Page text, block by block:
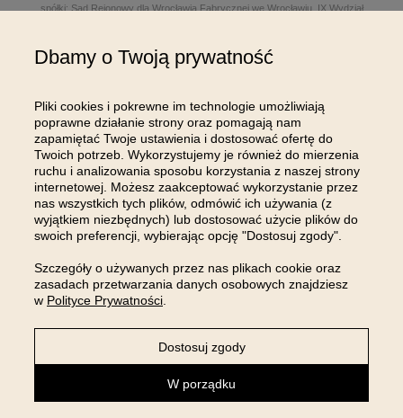
spółki: Sąd Rejonowy dla Wrocławia Fabrycznej we Wrocławiu, IX Wydział
poczty elektronicznej: sklep@room99.pl. Zapoznaj się z naszym
OBSŁUGA KLIENTA
INFORMACJE
MOJE KONTO
Sklep internetowy Shoper Premium
powered by:
Dbamy o Twoją prywatność
Pliki cookies i pokrewne im technologie umożliwiają
poprawne działanie strony oraz pomagają nam
zapamiętać Twoje ustawienia i dostosować ofertę do
Twoich potrzeb. Wykorzystujemy je również do mierzenia
ruchu i analizowania sposobu korzystania z naszej strony
internetowej. Możesz zaakceptować wykorzystanie przez
nas wszystkich tych plików, odmówić ich używania (z
wyjątkiem niezbędnych) lub dostosować użycie plików do
swoich preferencji, wybierając opcję "Dostosuj zgody".
Szczegóły o używanych przez nas plikach cookie oraz
zasadach przetwarzania danych osobowych znajdziesz
w Polityce Prywatności
W porządku
Dostosuj zgody